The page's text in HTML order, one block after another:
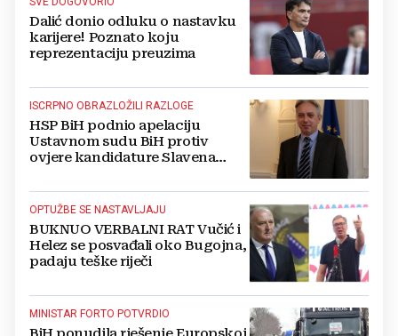
Dalić donio odluku o nastavku
karijere! Poznato koju
reprezentaciju preuzima
ISCRPNO OBRAZLOŽILI RAZLOGE
HSP BiH podnio apelaciju
Ustavnom sudu BiH protiv
ovjere kandidature Slavena
OPTUŽBE SE NASTAVLJAJU
BUKNUO VERBALNI RAT Vučić i
Helez se posvađali oko Bugojna,
padaju teške riječi
MINISTAR FORTO POTVRDIO